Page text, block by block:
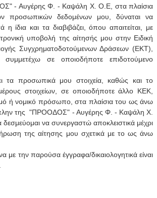
- Αυγέρης Φ. - Καψάλη Χ. Ο.Ε, στα πλαίσια
προσωπικών δεδομένων μου, δύναται να
η ίδια και τα διαβιβάζει, όπου απαιτείται, με
υποβολή της αίτησής μου στην Ειδική
Συγχρηματοδοτούμενων Δράσεων (ΕΚΤ),
συμμετέχω σε οποιοδήποτε επιδοτούμενο
τα προσωπικά μου στοιχεία, καθώς και το
στοιχείων, σε οποιοδήποτε άλλο ΚΕΚ,
ή νομικό πρόσωπο, στα πλαίσια του ως άνω
της "ΠΡΟΟΔΟΣ" - Αυγέρης Φ. - Καψάλη Χ.
να συνεργαστώ αποκλειστικά μέχρι
της αίτησης μου σχετικά με το ως άνω
με την παρούσα έγγραφα/δικαιολογητικά είναι